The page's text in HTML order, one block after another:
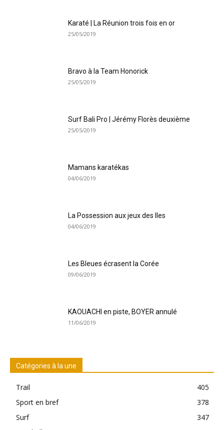
Karaté | La Réunion trois fois en or
25/05/2019
Bravo à la Team Honorick
25/05/2019
Surf Bali Pro | Jérémy Florès deuxième
25/05/2019
Mamans karatékas
04/06/2019
La Possession aux jeux des Iles
04/06/2019
Les Bleues écrasent la Corée
09/06/2019
KAOUACHI en piste, BOYER annulé
11/06/2019
Catégories à la une
Trail
405
Sport en bref
378
Surf
347